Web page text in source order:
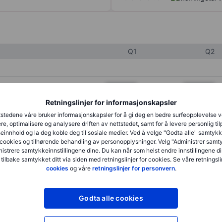
Retningslinjer for informasjonskapsler
våre bruker informasjonskapsler for å gi deg en bedre surfeopplevelse
optimalisere og analysere driften av nettstedet, samt for å levere personlig
og la deg koble deg til sosiale medier. Ved å velge "Godta alle"
og tilhørende behandling av personopplysninger. Velg "Administrer
samtykkeinnstillingene dine. Du kan når som helst endre innstillingene
samtykket ditt via siden med retningslinjer for cookies. Se våre
cookies og våre retningslinjer for personvern.
Godta alle cookies
Q1 Q2
XXXXXXX XXXXXXX
XXXXXXX
XXXXXXX XXXXXXX
XXXXXXX XXXXXXX
XXXXXXX
XXXXXXX